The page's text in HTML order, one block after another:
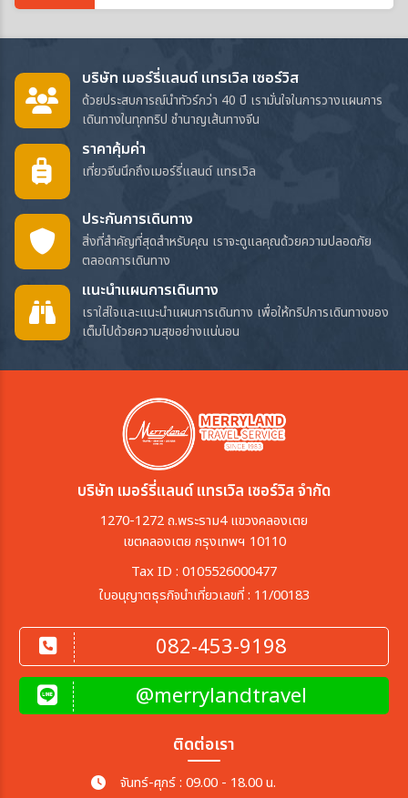
บริษัท เมอร์รี่แลนด์ แทรเวิล เซอร์วิส
ด้วยประสบการณ์นำทัวร์กว่า 40 ปี เรามั่นใจในการวางแผนการ
เดินทางในทุกทริป ชำนาญเส้นทางจีน
ราคาคุ้มค่า
เที่ยวจีนนึกถึงเมอร์รี่แลนด์ แทรเวิล
ประกันการเดินทาง
สิ่งที่สำคัญที่สุดสำหรับคุณ เราจะดูแลคุณด้วยความปลอดภัย
ตลอดการเดินทาง
แนะนำแผนการเดินทาง
เราใส่ใจและแนะนำแผนการเดินทาง เพื่อให้ทริปการเดินทางของ
เต็มไปด้วยความสุขอย่างแน่นอน
บริษัท เมอร์รี่แลนด์ แทรเวิล เซอร์วิส จำกัด
1270-1272 ถ.พระราม4 แขวงคลองเตย
เขตคลองเตย กรุงเทพฯ 10110
Tax ID : 0105526000477
ใบอนุญาตธุรกิจนำเที่ยวเลขที่ : 11/00183
082-453-9198
@merrylandtravel
ติดต่อเรา
จันทร์-ศุกร์ : 09.00 - 18.00 น.